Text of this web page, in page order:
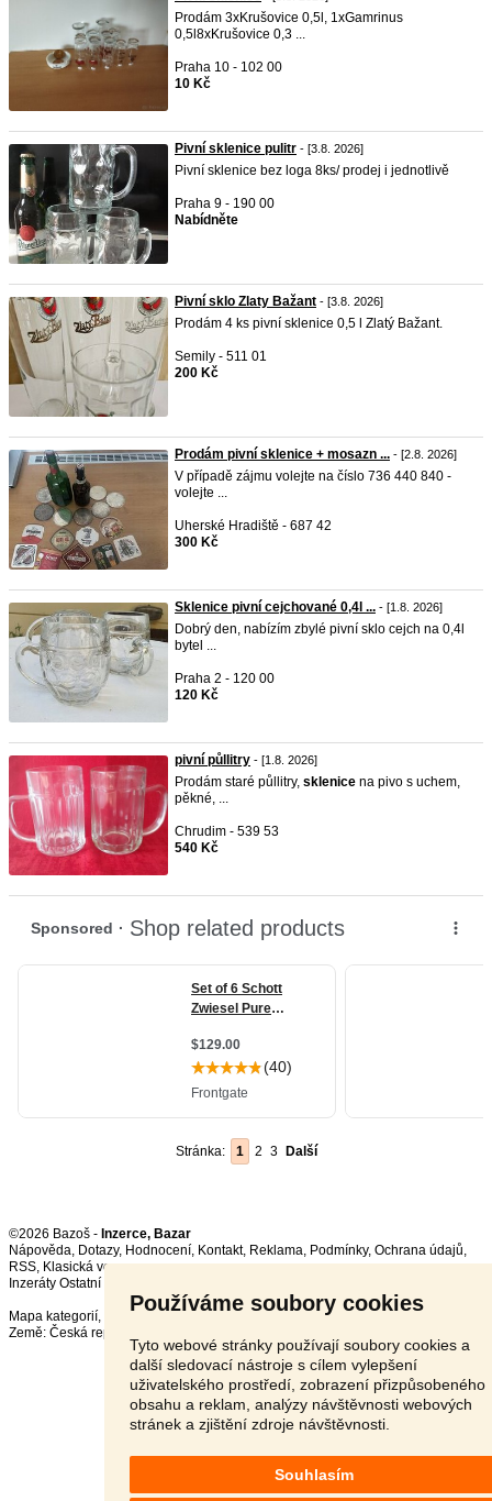
Používáme soubory cookies
Tyto webové stránky používají soubory cookies a
další sledovací nástroje s cílem vylepšení
uživatelského prostředí, zobrazení přizpůsobeného
obsahu a reklam, analýzy návštěvnosti webových
stránek a zjištění zdroje návštěvnosti.
Souhlasím
Prodám 3xKrušovice 0,5l, 1xGamrinus
0,5l8xKrušovice 0,3 ...
Praha 10 - 102 00
10 Kč
Pivní sklenice pulitr - [3.8. 2026]
Pivní sklenice bez loga 8ks/ prodej i jednotlivě
Praha 9 - 190 00
Nabídněte
Pivní sklo Zlaty Bažant - [3.8. 2026]
Prodám 4 ks pivní sklenice 0,5 l Zlatý Bažant.
Semily - 511 01
200 Kč
Prodám pivní sklenice + mosazn ... - [2.8. 2026]
V případě zájmu volejte na číslo 736 440 840 -
volejte ...
Uherské Hradiště - 687 42
300 Kč
Sklenice pivní cejchované 0,4l ... - [1.8. 2026]
Dobrý den, nabízím zbylé pivní sklo cejch na 0,4l
bytel ...
Praha 2 - 120 00
120 Kč
pivní půllitry - [1.8. 2026]
Prodám staré půllitry, sklenice na pivo s uchem,
pěkné, ...
Chrudim - 539 53
540 Kč
Stránka: 1 2 3 Další
©2026 Bazoš - Inzerce, Bazar
Nápověda, Dotazy, Hodnocení, Kontakt, Reklama, Podmínky, Ochrana údajů,
RSS,
Inzeráty Ostatní celkem:
Mapa kategorií,
Země: Česká republika